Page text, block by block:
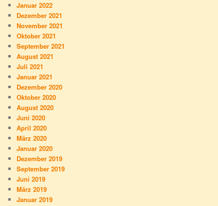
Januar 2022
Dezember 2021
November 2021
Oktober 2021
September 2021
August 2021
Juli 2021
Januar 2021
Dezember 2020
Oktober 2020
August 2020
Juni 2020
April 2020
März 2020
Januar 2020
Dezember 2019
September 2019
Juni 2019
März 2019
Januar 2019